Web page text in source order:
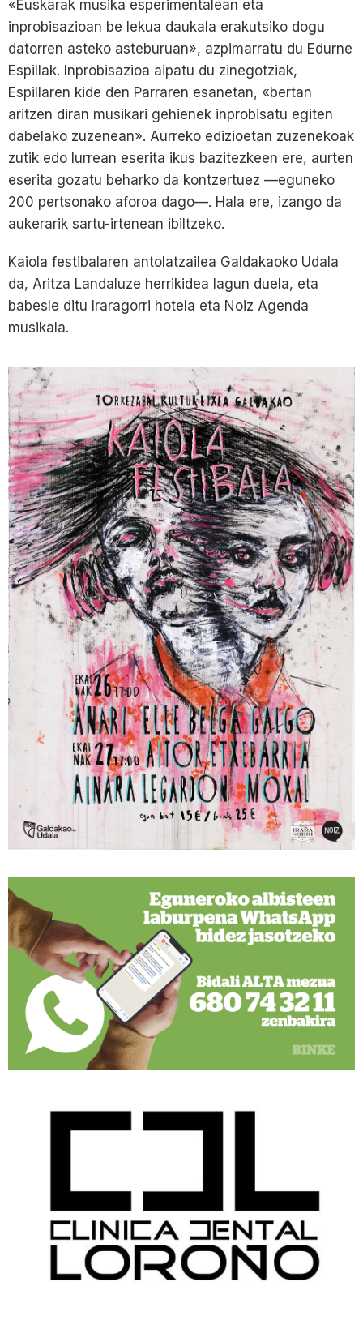
«Euskarak musika esperimentalean eta
inprobisazioan be lekua daukala erakutsiko dogu
datorren asteko asteburuan», azpimarratu du Edurne
Espillak. Inprobisazioa aipatu du zinegotziak,
Espillaren kide den Parraren esanetan, «bertan
aritzen diran musikari gehienek inprobisatu egiten
dabelako zuzenean». Aurreko edizioetan zuzenekoak
zutik edo lurrean eserita ikus bazitezkeen ere, aurten
eserita gozatu beharko da kontzertuez —eguneko
200 pertsonako aforoa dago—. Hala ere, izango da
aukerarik sartu-irtenean ibiltzeko.
Kaiola festibalaren antolatzailea Galdakaoko Udala
da, Aritza Landaluze herrikidea lagun duela, eta
babesle ditu Iraragorri hotela eta Noiz Agenda
musikala.